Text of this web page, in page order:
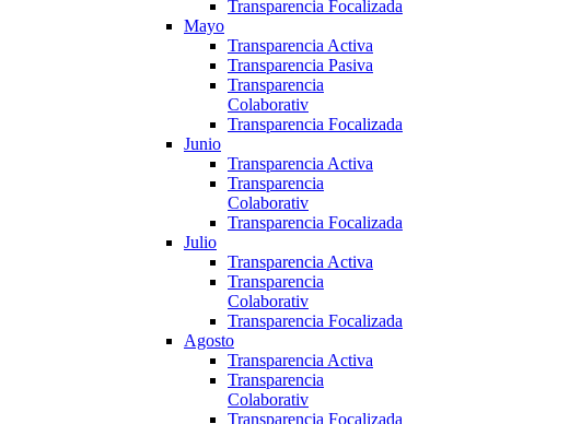
Transparencia Focalizada
Mayo
Transparencia Activa
Transparencia Pasiva
Transparencia
Colaborativ
Transparencia Focalizada
Junio
Transparencia Activa
Transparencia
Colaborativ
Transparencia Focalizada
Julio
Transparencia Activa
Transparencia
Colaborativ
Transparencia Focalizada
Agosto
Transparencia Activa
Transparencia
Colaborativ
Transparencia Focalizada